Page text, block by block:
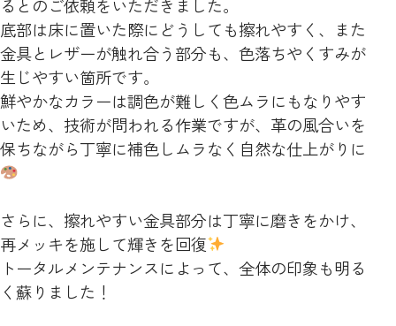
るとのご依頼をいただきました。
底部は床に置いた際にどうしても擦れやすく、また
金具とレザーが触れ合う部分も、色落ちやくすみが
生じやすい箇所です。
鮮やかなカラーは調色が難しく色ムラにもなりやす
いため、技術が問われる作業ですが、革の風合いを
保ちながら丁寧に補色しムラなく自然な仕上がりに
さらに、擦れやすい金具部分は丁寧に磨きをかけ、
再メッキを施して輝きを回復
トータルメンテナンスによって、全体の印象も明る
く蘇りました！